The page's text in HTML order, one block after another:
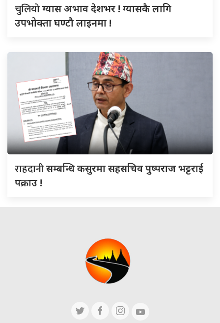
चुलियोग्यास अभाव देशभर ! ग्यासकै लागि
उपभोक्ता घण्टौ लाइनमा !
राहदानीसम्बन्धि कसुरमा सहसचिव पुष्पराज भट्टराई
पक्राउ !